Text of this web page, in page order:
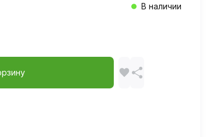
В наличии